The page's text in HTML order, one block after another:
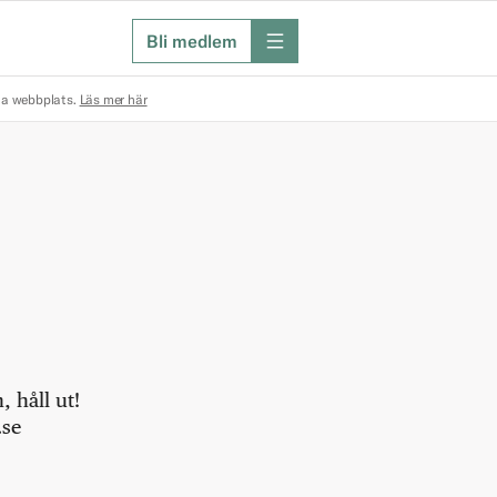
Bli medlem meny
webbplats. Läs mer här
håll ut!